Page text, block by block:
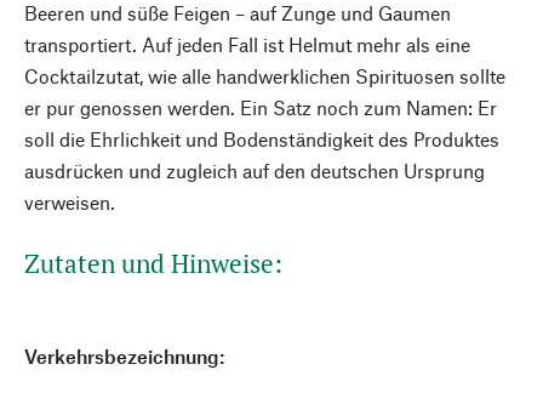
Beeren und süße Feigen – auf Zunge und Gaumen
transportiert. Auf jeden Fall ist Helmut mehr als eine
Cocktailzutat, wie alle handwerklichen Spirituosen sollte
er pur genossen werden. Ein Satz noch zum Namen: Er
soll die Ehrlichkeit und Bodenständigkeit des Produktes
ausdrücken und zugleich auf den deutschen Ursprung
verweisen.
Zutaten und Hinweise:
Verkehrsbezeichnung: